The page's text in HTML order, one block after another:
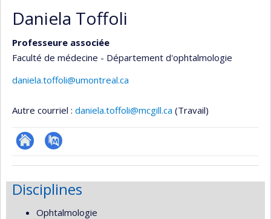
Daniela Toffoli
Professeure associée
Faculté de médecine - Département d'ophtalmologie
daniela.toffoli@umontreal.ca
Autre courriel : daniela.toffoli@mcgill.ca (Travail)
ResearchGate
PubMed
Disciplines
Ophtalmologie